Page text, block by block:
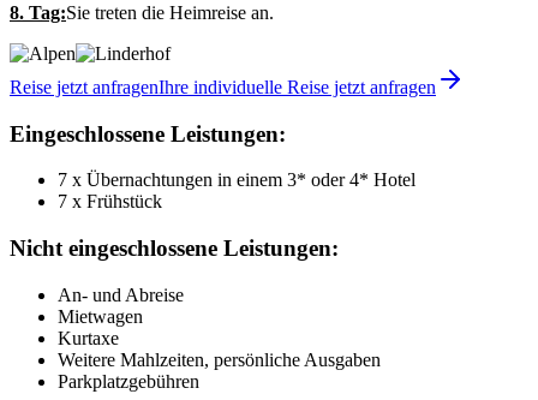
8. Tag:Sie treten die Heimreise an.
Reise jetzt anfragenIhre individuelle Reise jetzt anfragen
Eingeschlossene Leistungen:
7 x Übernachtungen in einem 3* oder 4* Hotel
7 x Frühstück
Nicht eingeschlossene Leistungen:
An- und Abreise
Mietwagen
Kurtaxe
Weitere Mahlzeiten, persönliche Ausgaben
Parkplatzgebühren